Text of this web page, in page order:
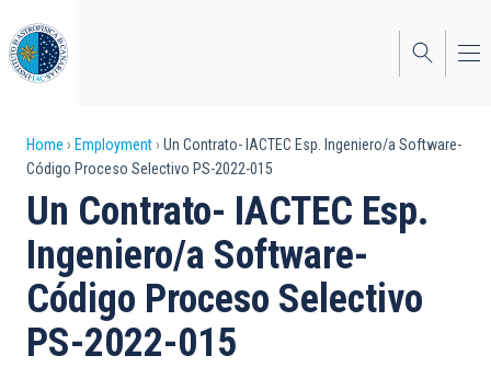
to
main
content
Breadcrumb
Home Employment
Un Contrato- IACTEC Esp. Ingeniero/a Software-
Código Proceso Selectivo PS-2022-015
Un Contrato- IACTEC Esp.
Ingeniero/a Software-
Código Proceso Selectivo
PS-2022-015